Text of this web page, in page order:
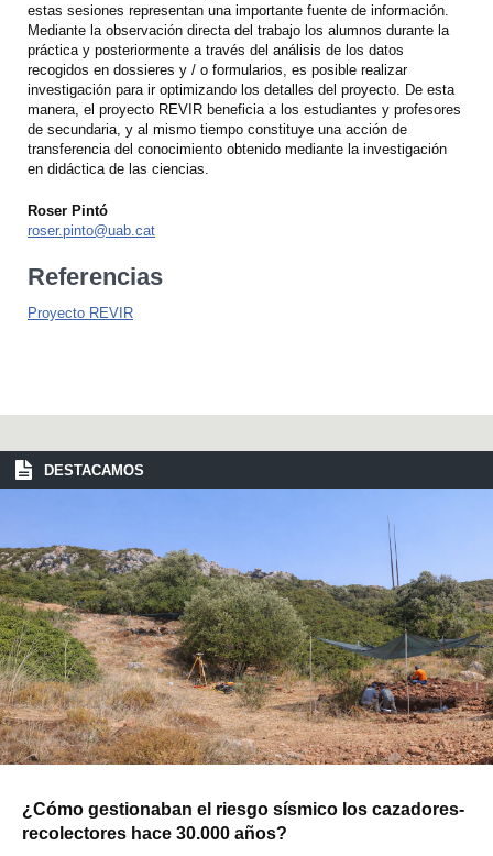
estas sesiones representan una importante fuente de información.
Mediante la observación directa del trabajo los alumnos durante la
práctica y posteriormente a través del análisis de los datos
recogidos en dossieres y / o formularios, es posible realizar
investigación para ir optimizando los detalles del proyecto. De esta
manera, el proyecto REVIR beneficia a los estudiantes y profesores
de secundaria, y al mismo tiempo constituye una acción de
transferencia del conocimiento obtenido mediante la investigación
en didáctica de las ciencias.
Roser Pintó
roser.pinto@uab.cat
Referencias
Proyecto REVIR
DESTACAMOS
¿Cómo gestionaban el riesgo sísmico los cazadores-
recolectores hace 30.000 años?